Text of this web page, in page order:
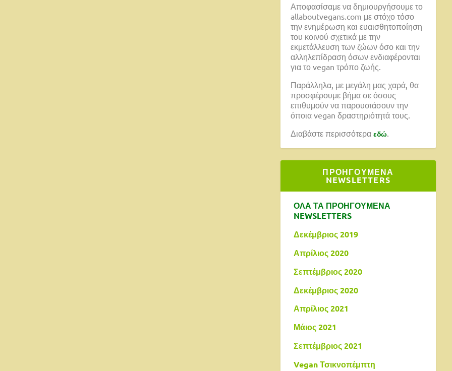
Αποφασίσαμε να δημιουργήσουμε το
allaboutvegans.com με στόχο τόσο
την ενημέρωση και ευαισθητοποίηση
του κοινού σχετικά με την
εκμετάλλευση των ζώων όσο και την
αλληλεπίδραση όσων ενδιαφέρονται
για το vegan τρόπο ζωής.
Παράλληλα, με μεγάλη μας χαρά, θα
προσφέρουμε βήμα σε όσους
επιθυμούν να παρουσιάσουν την
όποια vegan δραστηριότητά τους.
Διαβάστε περισσότερα εδώ
ΠΡΟΗΓΟΥΜΕΝΑ
NEWSLETTERS
ΟΛΑ ΤΑ ΠΡΟΗΓΟΥΜΕΝΑ
NEWSLETTERS
Δεκέμβριος 2019
Απρίλιος 2020
Σεπτέμβριος 2020
Δεκέμβριος 2020
Απρίλιος 2021
Μάιος 2021
Σεπτέμβριος 2021
Vegan Τσικνοπέμπτη